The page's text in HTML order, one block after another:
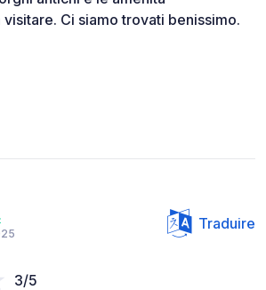
Ci siamo trovati benissimo.
Traduire
3/5